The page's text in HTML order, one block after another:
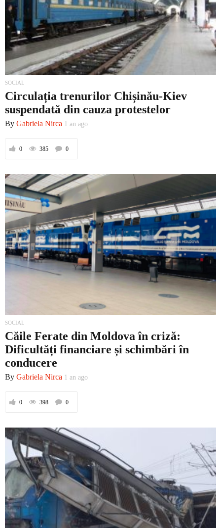
SOCIAL
Circulația trenurilor Chișinău-Kiev
suspendată din cauza protestelor
By Gabriela Nirca 1 an ago
0 385 0
SOCIAL
Căile Ferate din Moldova în criză:
Dificultăți financiare și schimbări în
conducere
By Gabriela Nirca 1 an ago
0 398 0